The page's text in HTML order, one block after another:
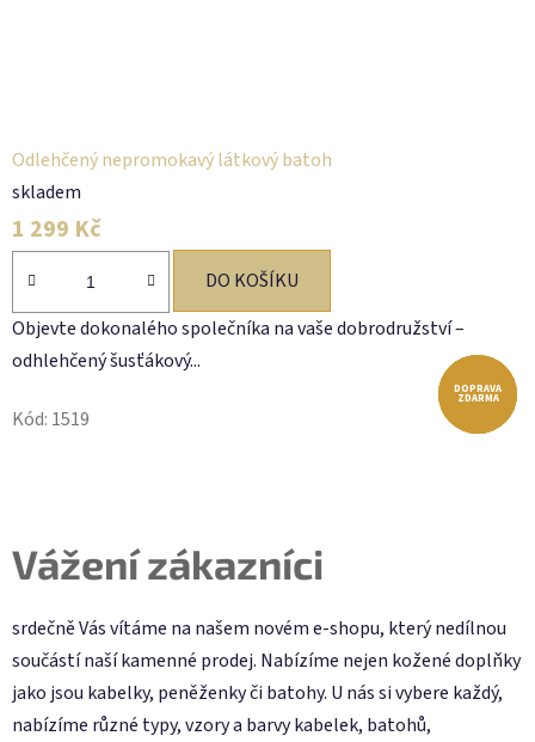
DOPRAVA
ZDARMA
DOPRAVA
ZDARMA
DOPRAVA
ZDARMA
Odlehčený nepromokavý látkový batoh
skladem
1 299 Kč
DO KOŠÍKU
Objevte dokonalého společníka na vaše dobrodružství –
odhlehčený šusťákový...
Kód: 1519
Vážení zákazníci
srdečně Vásvítáme na našem novém e-shopu, který nedílnou
součástí naší kamenné prodej. Nabízíme nejen kožené doplňky
jako jsou kabelky, peněženky či batohy. U nás si vybere každý,
nabízíme různé typy, vzory a barvy kabelek, batohů,